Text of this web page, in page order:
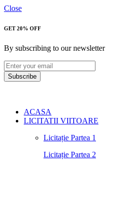
Close
GET 20% OFF
By subscribing to our newsletter
Subscribe
ACASA
LICITATII VIITOARE
Licitație Partea 1
Licitație Partea 2